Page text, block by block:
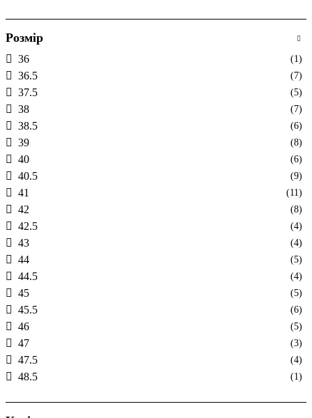
Розмір
36 (1)
36.5 (7)
37.5 (5)
38 (7)
38.5 (6)
39 (8)
40 (6)
40.5 (9)
41 (11)
42 (8)
42.5 (4)
43 (4)
44 (5)
44.5 (4)
45 (5)
45.5 (6)
46 (5)
47 (3)
47.5 (4)
48.5 (1)